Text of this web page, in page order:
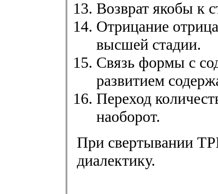
Возврат якобы к
Отрицание
высшей стадии.
Связь формы с
развитием
Переход
наоборот.
При свертывании
диалектику.